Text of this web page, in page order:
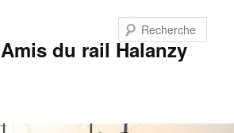
Amis du rail Halanzy